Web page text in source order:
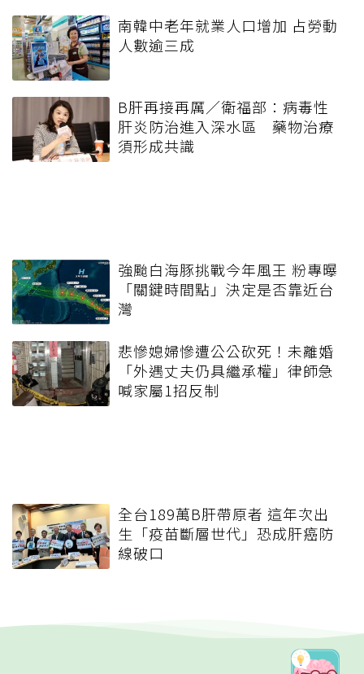
南韓中老年就業人口增加 占勞動
人數逾三成
B肝再接再厲／衛福部：病毒性
肝炎防治進入深水區 藥物治療
須形成共識
強颱白海豚挑戰今年風王 粉專曝
「關鍵時間點」決定是否靠近台
灣
悲慘媳婦慘遭公公砍死！未離婚
「外遇丈夫仍具繼承權」律師急
喊家屬1招反制
全台189萬B肝帶原者 這年次出
生「疫苗斷層世代」恐成肝癌防
線破口